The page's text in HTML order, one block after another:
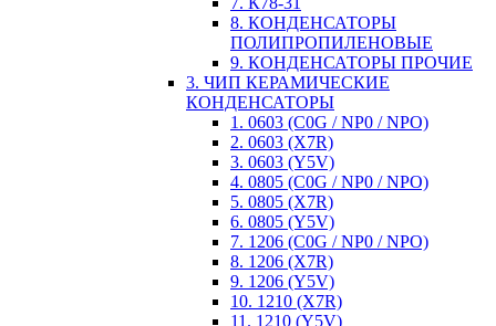
8. КОНДЕНСАТОРЫ
ПОЛИПРОПИЛЕНОВЫЕ
9. КОНДЕНСАТОРЫ ПРОЧИЕ
3. ЧИП КЕРАМИЧЕСКИЕ
КОНДЕНСАТОРЫ
1. 0603 (C0G / NP0 / NPO)
2. 0603 (X7R)
3. 0603 (Y5V)
4. 0805 (C0G / NP0 / NPO)
5. 0805 (X7R)
6. 0805 (Y5V)
7. 1206 (C0G / NP0 / NPO)
8. 1206 (X7R)
9. 1206 (Y5V)
10. 1210 (X7R)
11. 1210 (Y5V)